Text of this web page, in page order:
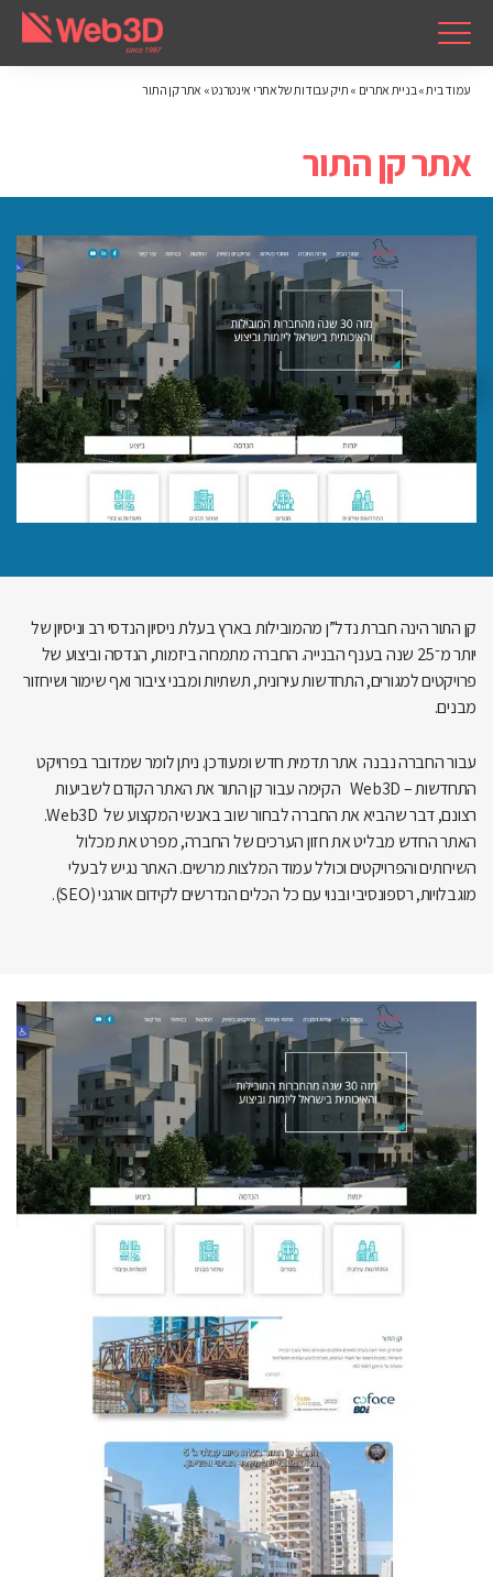
עמוד בית»בניית אתרים » תיק עבודות של אתרי אינטרנט» אתר קן התור
אתר קן התור
קן התור הינה חברת נדל”ן מהמובילות בארץ בעלת ניסיון הנדסי רב וניסיון של
יותר מ־25 שנה בענף הבנייה. החברה מתמחה ביזמות, הנדסה וביצוע של
פרויקטים למגורים, התחדשות עירונית, תשתיות ומבני ציבור ואף שימור ושיחזור
מבנים.
עבור החברה נבנה אתר תדמית חדש ומעודכן. ניתן לומר שמדובר בפרויקט
התחדשות – Web3D הקימה עבור קן התור את האתר הקודם לשביעות
רצונם, דבר שהביא את החברה לבחור שוב באנשי המקצוע של Web3D.
האתר החדש מבליט את חזון הערכים של החברה, מפרט את מכלול
השירותים והפרויקטים וכולל עמוד המלצות מרשים. האתר נגיש לבעלי
מוגבלויות, רספונסיבי ובנוי עם כל הכלים הנדרשים לקידום אורגני (SEO).